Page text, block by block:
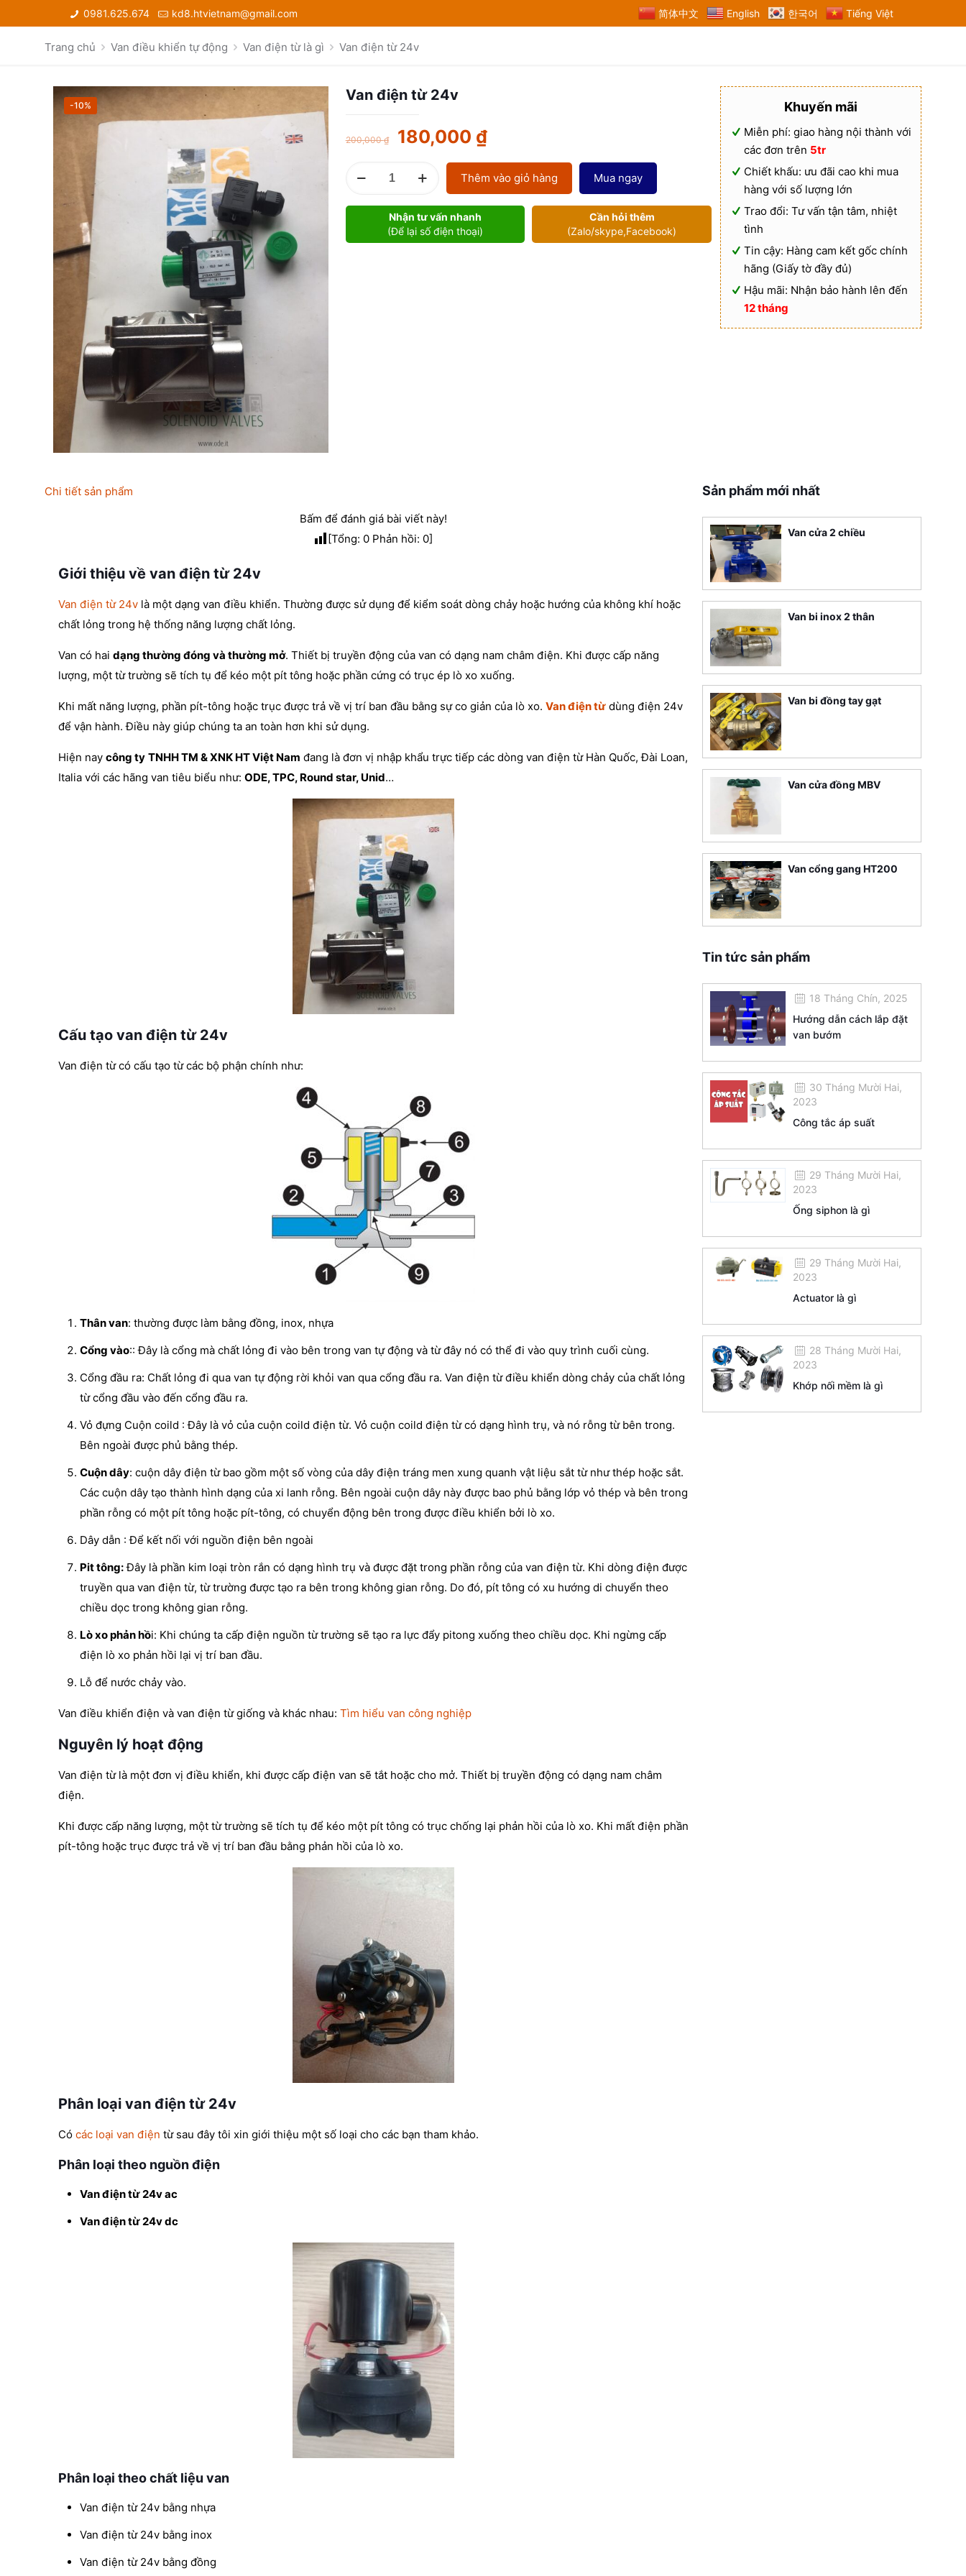
0981.625.674 kd8.htvietnam@gmail.com 简体中文 English 한국어 Tiếng Việt
Trang chủ Van điều khiển tự động Van điện từ là gì Van điện từ 24v
-10%
Van điện từ 24v
200,000₫ 180,000 ₫
từ
Thêm vào giỏ hàng Mua ngay
Nhận tư vấn nhanh
(Để lại số điện thoại)
Cần hỏi thêm
(Zalo/skype,Facebook)
Khuyến mãi
Miễn phí: giao hàng nội thành với
các đơn trên 5tr
Chiết khấu: ưu đãi cao khi mua
hàng với số lượng lớn
Trao đổi: Tư vấn tận tâm, nhiệt
tình
Tin cậy: Hàng cam kết gốc chính
hãng (Giấy tờ đầy đủ)
Hậu mãi: Nhận bảo hành lên đến
12 tháng
Chi tiết sản phẩm
Bấm để đánh giá bài viết này!
[Tổng: 0 Phản hồi: 0]
Giới thiệu về van điện từ 24v
Van điện từ 24vlà một dạng van điều khiển. Thường được sử dụng để kiểm soát dòng chảy hoặc hướng của không khí hoặc
chất lỏng trong hệ thống năng lượng chất lỏng.
Van có hai dạng thường đóng và thường mở. Thiết bị truyền động của van có dạng nam châm điện. Khi được cấp năng
lượng, một từ trường sẽ tích tụ để kéo một pít tông hoặc phần cứng có trục ép lò xo xuống.
Khi mất năng lượng, phần pít-tông hoặc trục được trả về vị trí ban đầu bằng sự co giản của lò xo. Van điện từdùng điện 24v
để vận hành. Điều này giúp chúng ta an toàn hơn khi sử dụng.
Hiện nay công ty TNHH TM & XNK HT Việt Nam đang là đơn vị nhập khẩu trực tiếp các dòng van điện từ Hàn Quốc, Đài Loan,
Italia với các hãng van tiêu biểu như: ODE, TPC, Round star, Unid…
Cấu tạo van điện từ 24v
Van điện từ có cấu tạo từ các bộ phận chính như:
Thân van: thường được làm bằng đồng, inox, nhựa
Cổng vào:: Đây là cổng mà chất lỏng đi vào bên trong van tự động và từ đây nó có thể đi vào quy trình cuối cùng.
Cổng đầu ra: Chất lỏng đi qua van tự động rời khỏi van qua cổng đầu ra. Van điện từ điều khiển dòng chảy của chất lỏng
từ cổng đầu vào đến cổng đầu ra.
Vỏ đựng Cuộn coild : Đây là vỏ của cuộn coild điện từ. Vỏ cuộn coild điện từ có dạng hình trụ, và nó rỗng từ bên trong.
Bên ngoài được phủ bằng thép.
Cuộn dây: cuộn dây điện từ bao gồm một số vòng của dây điện tráng men xung quanh vật liệu sắt từ như thép hoặc sắt.
Các cuộn dây tạo thành hình dạng của xi lanh rỗng. Bên ngoài cuộn dây này được bao phủ bằng lớp vỏ thép và bên trong
phần rỗng có một pít tông hoặc pít-tông, có chuyển động bên trong được điều khiển bởi lò xo.
Dây dẫn : Để kết nối với nguồn điện bên ngoài
Pit tông:Đây là phần kim loại tròn rắn có dạng hình trụ và được đặt trong phần rỗng của van điện từ. Khi dòng điện được
truyền qua van điện từ, từ trường được tạo ra bên trong không gian rỗng. Do đó, pít tông có xu hướng di chuyển theo
chiều dọc trong không gian rỗng.
Lò xo phản hồi: Khi chúng ta cấp điện nguồn từ trường sẽ tạo ra lực đẩy pitong xuống theo chiều dọc. Khi ngừng cấp
điện lò xo phản hồi lại vị trí ban đầu.
Lỗ để nước chảy vào.
Van điều khiển điện và van điện từ giống và khác nhau: Tìm hiểu van công nghiệp
Nguyên lý hoạt động
Van điện từ là một đơn vị điều khiển, khi được cấp điện van sẽ tắt hoặc cho mở. Thiết bị truyền động có dạng nam châm
điện.
Khi được cấp năng lượng, một từ trường sẽ tích tụ để kéo một pít tông có trục chống lại phản hồi của lò xo. Khi mất điện phần
pít-tông hoặc trục được trả về vị trí ban đầu bằng phản hồi của lò xo.
Phân loại van điện từ 24v
Có các loại van điện từ sau đây tôi xin giới thiệu một số loại cho các bạn tham khảo.
Phân loại theo nguồn điện
Van điện từ 24v ac
Van điện từ 24v dc
Phân loại theo chất liệu van
Van điện từ 24v bằng nhựa
Van điện từ 24v bằng inox
Van điện từ 24v bằng đồng
Sản phẩm mới nhất
Van cửa 2 chiều
Van bi inox 2 thân
Van bi đồng tay gạt
Van cửa đồng MBV
Van cổng gang HT200
Tin tức sản phẩm
18 Tháng Chín, 2025
Hướng dẫn cách lắp đặt
van bướm
30 Tháng Mười Hai,
2023
Công tắc áp suất
29 Tháng Mười Hai,
2023
Ống siphon là gì
29 Tháng Mười Hai,
2023
Actuator là gì
28 Tháng Mười Hai,
2023
Khớp nối mềm là gì